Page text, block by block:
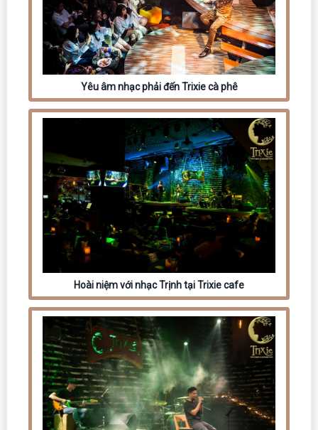
Yêu âm nhạc phải đến Trixie cà phê
Hoài niệm với nhạc Trịnh tại Trixie cafe